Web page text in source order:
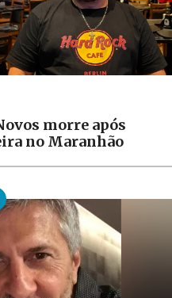
morre após
no Maranhão